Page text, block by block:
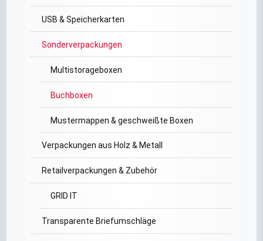
USB & Speicherkarten
Sonderverpackungen
Multistorageboxen
Buchboxen
Mustermappen & geschweißte Boxen
Verpackungen aus Holz & Metall
Retailverpackungen & Zubehör
GRID IT
Transparente Briefumschläge